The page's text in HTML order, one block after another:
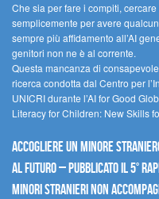
Che sia per fare i compiti,
semplicemente per avere
sempre più affidamento all’AI
genitori non ne è al corrente.
Questa mancanza di
ricerca condotta dal Centro per
UNICRI durante l’AI for Good
Literacy for Children: New Skills
Accogliere un minore
al futuro – Pubblicato il 5°
Minori Stranieri Non